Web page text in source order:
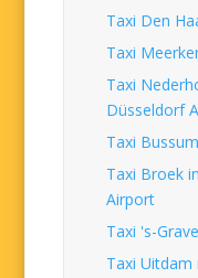
Taxi Den
Taxi
Taxi
Düsseldorf
Taxi
Taxi Broek
Airport
Taxi 's-
Taxi